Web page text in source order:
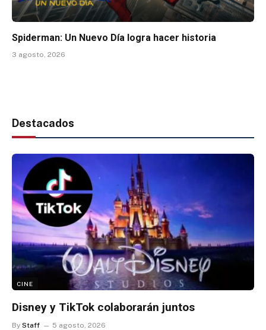
Spiderman: Un Nuevo Día logra hacer historia
3 agosto, 2026
Destacados
CINE
Disney y TikTok colaborarán juntos
By Staff 5 agosto, 2026